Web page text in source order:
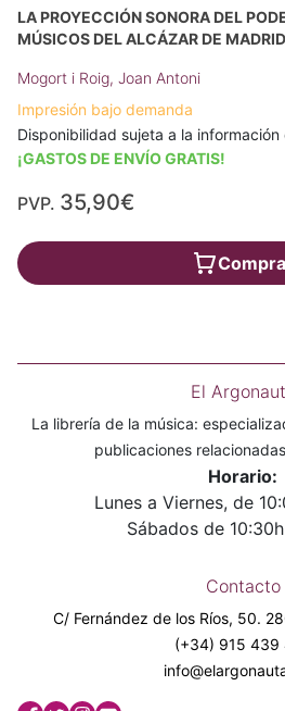
LA PROYECCIÓN SONORA DEL
MÚSICOS DEL ALCÁZAR DE
Mogort i Roig, Joan Antoni
Impresión bajo demanda
Disponibilidad sujeta a la
¡GASTOS DE ENVÍO GRATIS!
PVP. 35,90€
El
La librería de la música:
publicaciones
Horario:
Lunes a Viernes, de
Sábados de
Contacto
C/ Fernández de los Ríos, 50.
(+34) 915 439